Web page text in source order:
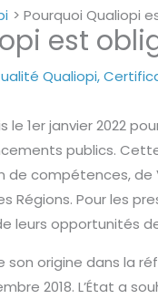
Pourquoi Qualiopi
est
Qualiopi,
1er janvier 2022
publics.
compétences, de
Régions. Pour les
leurs opportunités
son origine dans la
2018. L’État a